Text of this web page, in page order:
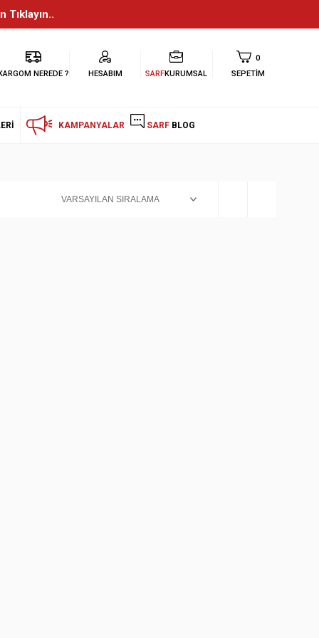
Tıklayın..
NEREDE ? HESABIM SARFKURUMSAL
0
SEPETIM
KAMPANYALAR SARF BLOG